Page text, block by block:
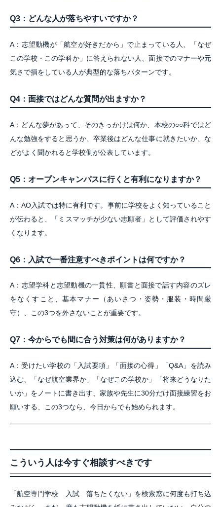
Q3：どんな人が落ちやすいですか？
A：志望動機が「航空が好きだから」で止まっている人、「なぜ
この学校・この学科か」に答えられない人、面接でのマナーや元
気さで損をしている人が典型的な落ちパターンです。
Q4：面接ではどんな質問が出ますか？
A：どんな夢があって、そのきっかけは何か、本校の○○科ではど
んな勉強をすると思うか、卒業後はどんな仕事に就きたいか、な
どがよく聞かれると学校側が公表しています。
Q5：オープンキャンパスに行くと有利になりますか？
A：AO入試では特に有利です。事前に学校をよく知っていること
が伝わると、「ミスマッチが少ない志願者」として評価されやす
くなります。
Q6：入試で一番注意すべきポイントは何ですか？
A：志望学科と志望動機の一貫性、願書と面接で話す内容のズレ
をなくすこと、基本マナー（あいさつ・姿勢・服装・時間厳
守）、この3つを外さないことが重要です。
Q7：今からでも間に合う対策は何がありますか？
A：受けたい学校の「入試要項」「面接の心得」「Q&A」を読み
込む、「なぜ航空業界か」「なぜこの学校か」「将来どうなりた
いか」をノートに書き出す、家族や先生に30分だけ面接練習をお
願いする、この3つなら、今日からでも始められます。
こういう人は今すぐ相談すべきです
「航空専門学校 入試 落ちたくない」を検索窓に何度も打ち込